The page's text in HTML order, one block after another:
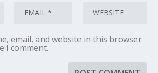
email, and website in this browser
I comment.